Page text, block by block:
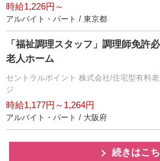
時給1,226円～
アルバイト・パート / 東京都
「福祉調理スタッフ」調理師免許
老人ホーム
セントラルポイント 株式会社/住宅型有料
ジ
時給1,177円～1,264円
アルバイト・パート / 大阪府
続きはこ